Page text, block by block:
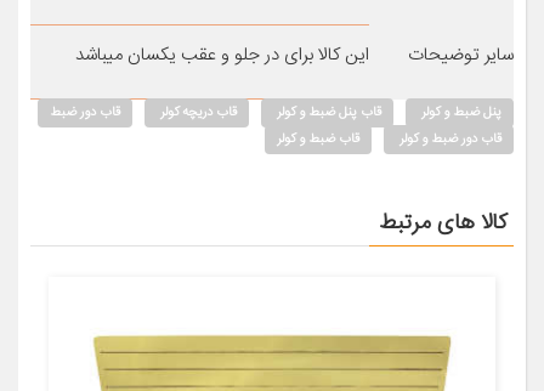
سایر توضیحات این کالا برای در جلو و عقب یکسان میباشد
پنل ضبط و کولر قاب پنل ضبط و کولر قاب دریچه کولر
قاب دور ضبط
قاب دور ضبط و کولر
قاب ضبط و کولر
کالا های مرتبط